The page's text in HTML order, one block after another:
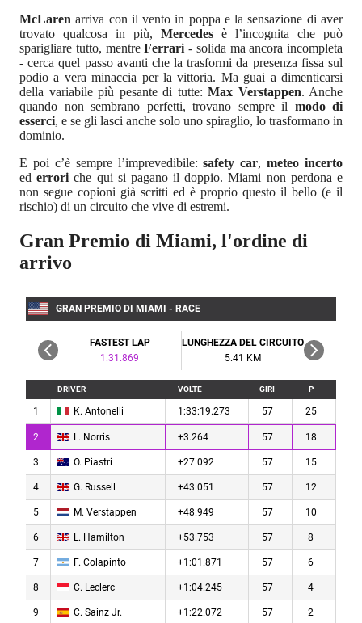
McLarenarriva con il vento in poppa e la sensazione di aver
trovato qualcosa in più, Mercedes è l’incognita che può
sparigliare tutto, mentreFerrari - solida ma ancora incompleta
- cerca quel passo avanti che la trasformi da presenza fissa sul
podio a vera minaccia per la vittoria. Ma guai a dimenticarsi
della variabile più pesante di tutte: Max Verstappen. Anche
quando non sembrano perfetti, trovano sempre il modo di
esserci, e se gli lasci anche solo uno spiraglio, lo trasformano in
dominio.
E poi c’è sempre l’imprevedibile:safety car,meteo incerto
ederroriche qui si pagano il doppio. Miami non perdona e
non segue copioni già scritti ed è proprio questo il bello (e il
rischio) di un circuito che vive di estremi.
Gran Premio di Miami, l'ordine di
arrivo